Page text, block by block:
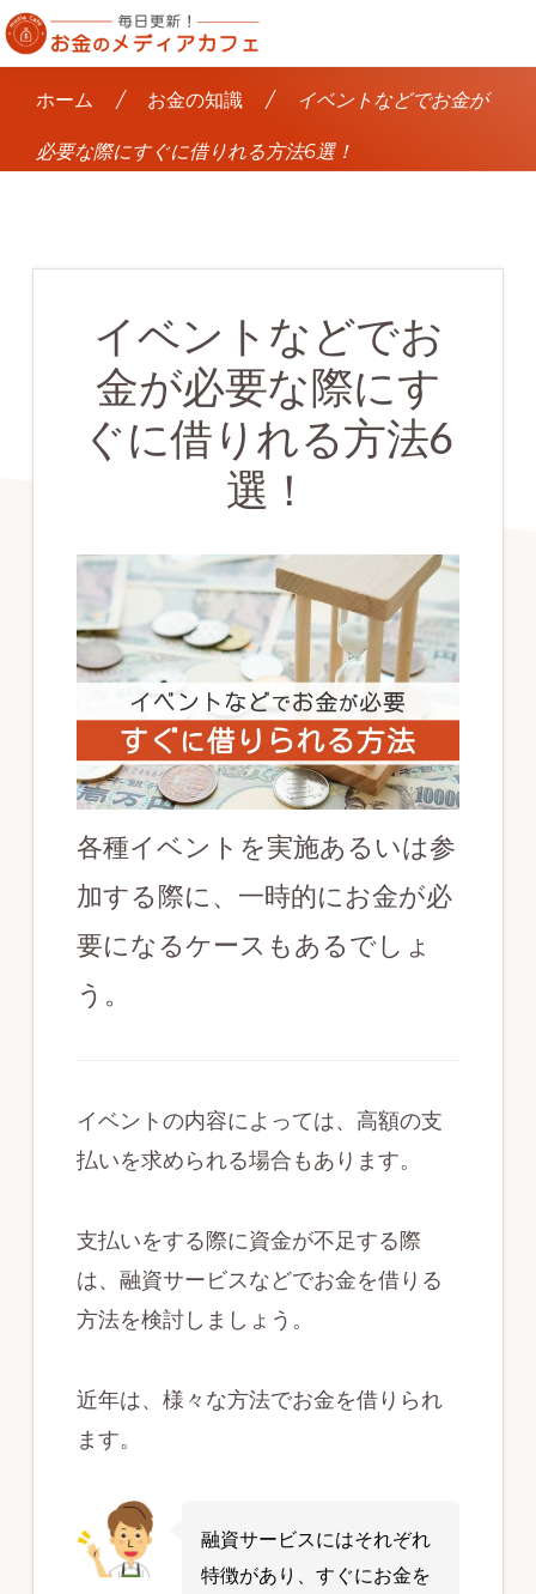
Skip
to
main
content
お
ホーム / お金の知識 / イベントなどでお金が
必要な際にすぐに借りれる方法6選！
イベントなどでお
金が必要な際にす
ぐに借りれる方法6
選！
各種イベントを実施あるいは参
加する際に、一時的にお金が必
要になるケースもあるでしょ
う。
イベントの内容によっては、高額の支
払いを求められる場合もあります。
支払いをする際に資金が不足する際
は、融資サービスなどでお金を借りる
方法を検討しましょう。
近年は、様々な方法でお金を借りられ
ます。
融資サービスにはそれぞれ
特徴があり、すぐにお金を